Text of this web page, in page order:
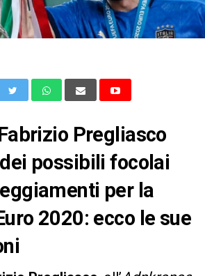
Pregliasco
possibili focolai
per la
2020: ecco le sue